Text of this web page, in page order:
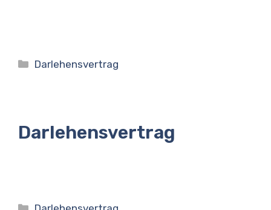
Kategorien
Darlehensvertrag
Darlehensvertrag
Kategorien